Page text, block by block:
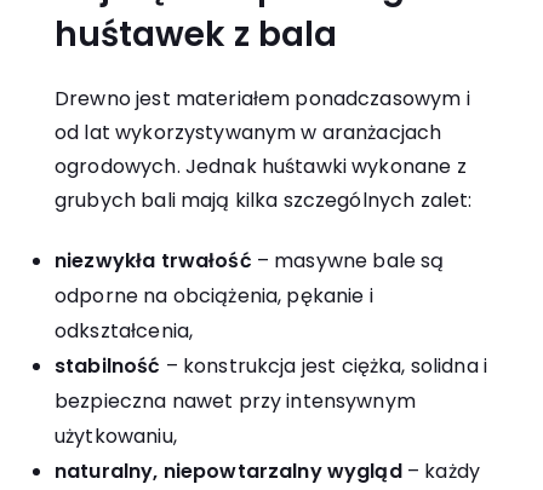
huśtawek z bala
Drewno jest materiałem ponadczasowym i
od lat wykorzystywanym w aranżacjach
ogrodowych. Jednak huśtawki wykonane z
grubych bali mają kilka szczególnych zalet:
niezwykła trwałość – masywne bale są
odporne na obciążenia, pękanie i
odkształcenia,
stabilność – konstrukcja jest ciężka, solidna i
bezpieczna nawet przy intensywnym
użytkowaniu,
naturalny, niepowtarzalny wygląd– każdy